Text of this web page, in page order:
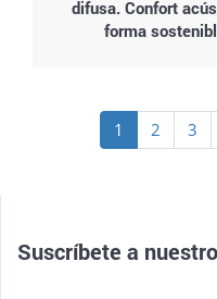
difusa. Confort
forma
PaginaciónPágina
actual
1 Page
2 Page
3
Suscríbete a nuestro